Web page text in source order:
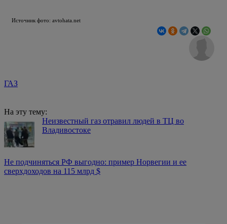
Источник фото: avtohata.net
ГАЗ
На эту тему:
Неизвестный газ отравил людей в ТЦ во
Владивостоке
Не подчиняться РФ выгодно: пример Норвегии и ее
сверхдоходов на 115 млрд $